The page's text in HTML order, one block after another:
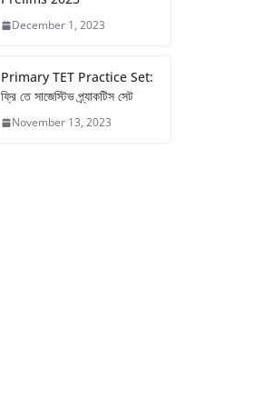
December 1, 2023
Primary TET Practice Set:
ফ্রি তে সাজেস্টিভ প্র্যাকটিস সেট
November 13, 2023